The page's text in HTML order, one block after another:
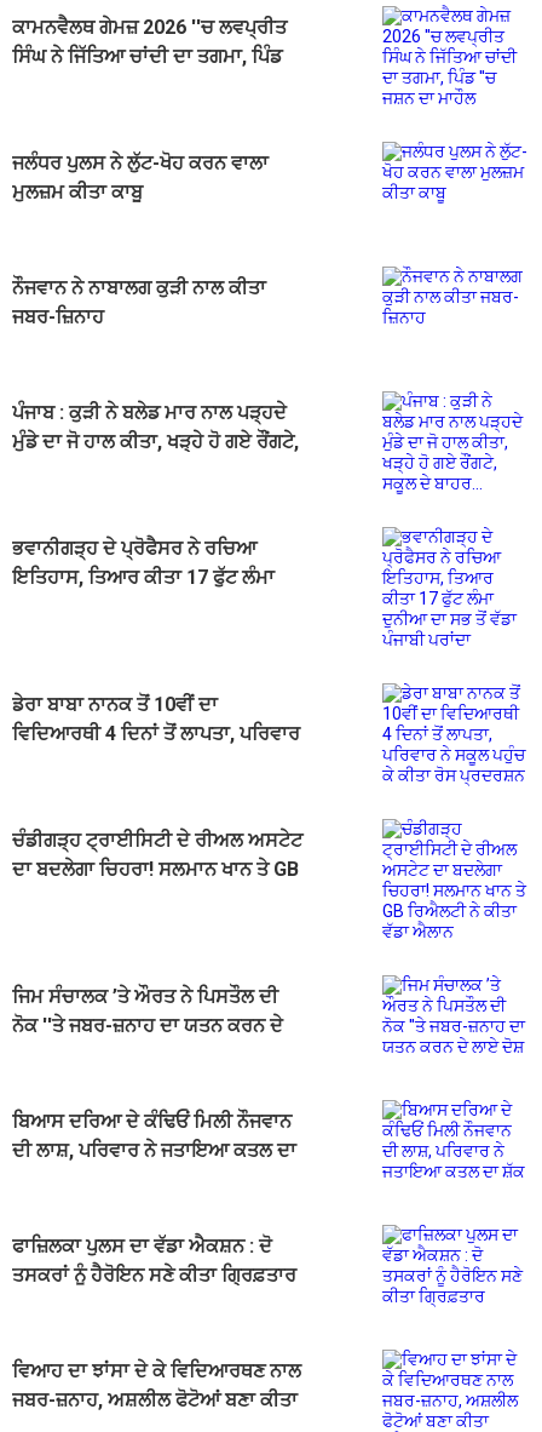
ਕਾਮਨਵੈਲਥ ਗੇਮਜ਼ 2026 ''ਚ ਲਵਪ੍ਰੀਤ
ਸਿੰਘ ਨੇ ਜਿੱਤਿਆ ਚਾਂਦੀ ਦਾ ਤਗਮਾ, ਪਿੰਡ
ਜਲੰਧਰ ਪੁਲਸ ਨੇ ਲੁੱਟ-ਖੋਹ ਕਰਨ ਵਾਲਾ
ਮੁਲਜ਼ਮ ਕੀਤਾ ਕਾਬੂ
ਨੌਜਵਾਨ ਨੇ ਨਾਬਾਲਗ ਕੁੜੀ ਨਾਲ ਕੀਤਾ
ਜਬਰ-ਜ਼ਿਨਾਹ
ਪੰਜਾਬ : ਕੁੜੀ ਨੇ ਬਲੇਡ ਮਾਰ ਨਾਲ ਪੜ੍ਹਦੇ
ਮੁੰਡੇ ਦਾ ਜੋ ਹਾਲ ਕੀਤਾ, ਖੜ੍ਹੇ ਹੋ ਗਏ ਰੌਂਗਟੇ,
ਭਵਾਨੀਗੜ੍ਹ ਦੇ ਪ੍ਰੋਫੈਸਰ ਨੇ ਰਚਿਆ
ਇਤਿਹਾਸ, ਤਿਆਰ ਕੀਤਾ 17 ਫੁੱਟ ਲੰਮਾ
ਡੇਰਾ ਬਾਬਾ ਨਾਨਕ ਤੋਂ 10ਵੀਂ ਦਾ
ਵਿਦਿਆਰਥੀ 4 ਦਿਨਾਂ ਤੋਂ ਲਾਪਤਾ, ਪਰਿਵਾਰ
ਚੰਡੀਗੜ੍ਹ ਟ੍ਰਾਈਸਿਟੀ ਦੇ ਰੀਅਲ ਅਸਟੇਟ
ਦਾ ਬਦਲੇਗਾ ਚਿਹਰਾ! ਸਲਮਾਨ ਖਾਨ ਤੇ GB
ਜਿਮ ਸੰਚਾਲਕ ’ਤੇ ਔਰਤ ਨੇ ਪਿਸਤੌਲ ਦੀ
ਨੋਕ ''ਤੇ ਜਬਰ-ਜ਼ਨਾਹ ਦਾ ਯਤਨ ਕਰਨ ਦੇ
ਬਿਆਸ ਦਰਿਆ ਦੇ ਕੰਢਿਓਂ ਮਿਲੀ ਨੌਜਵਾਨ
ਦੀ ਲਾਸ਼, ਪਰਿਵਾਰ ਨੇ ਜਤਾਇਆ ਕਤਲ ਦਾ
ਫਾਜ਼ਿਲਕਾ ਪੁਲਸ ਦਾ ਵੱਡਾ ਐਕਸ਼ਨ : ਦੋ
ਤਸਕਰਾਂ ਨੂੰ ਹੈਰੋਇਨ ਸਣੇ ਕੀਤਾ ਗ੍ਰਿਫ਼ਤਾਰ
ਵਿਆਹ ਦਾ ਝਾਂਸਾ ਦੇ ਕੇ ਵਿਦਿਆਰਥਣ ਨਾਲ
ਜਬਰ-ਜ਼ਨਾਹ, ਅਸ਼ਲੀਲ ਫੋਟੋਆਂ ਬਣਾ ਕੀਤਾ